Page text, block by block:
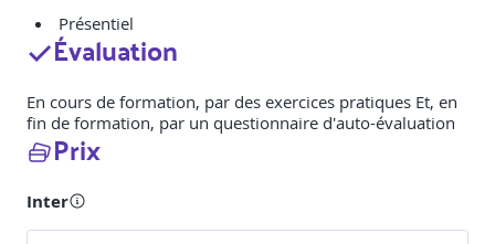
Présentiel
Évaluation
En cours de formation, par des exercices pratiques Et, en
fin de formation, par un questionnaire d'auto-évaluation
Prix
Inter